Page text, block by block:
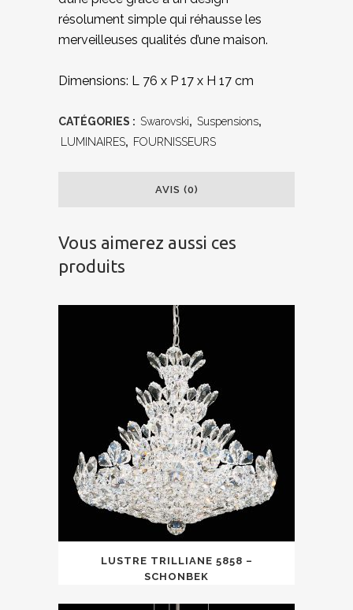
résolument simple qui réhausse les
merveilleuses qualités d’une maison.
Dimensions: L 76 x P 17 x H 17 cm
CATÉGORIES : Swarovski, Suspensions,
LUMINAIRES, FOURNISSEURS
AVIS (0)
Vous aimerez aussi ces
produits
LUSTRE TRILLIANE 5858 –
SCHONBEK